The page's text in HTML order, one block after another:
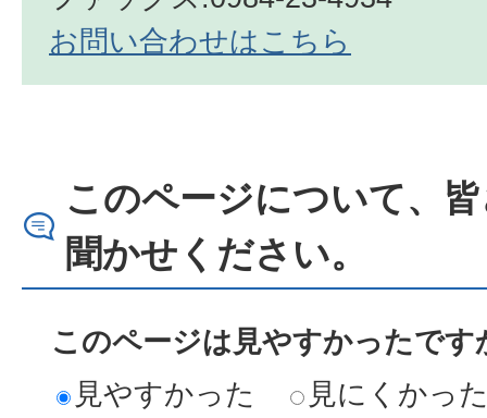
お問い合わせはこちら
このページについて、
聞かせください。
このページは見やすかったです
見やすかった
見にくかっ